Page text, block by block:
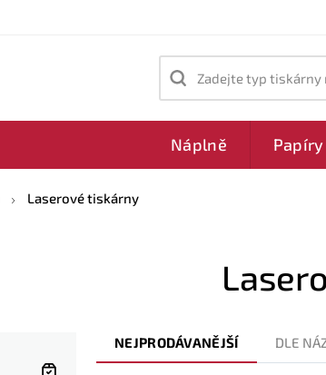
Zadejte typ tiskárny
Náplně Papíry
Laserové tiskárny
NEJPRODÁVANĚJŠÍ DLE